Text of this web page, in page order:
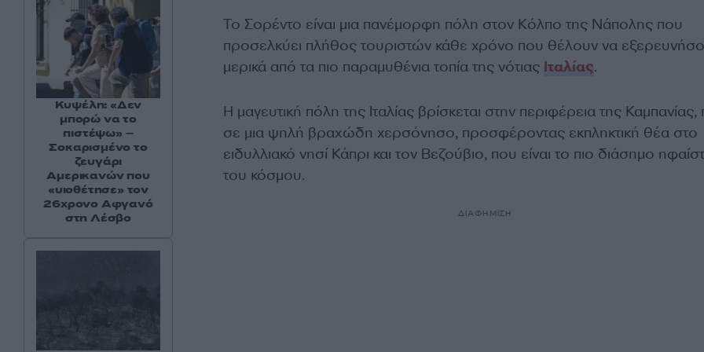
Το Σορέντο είναι μια πανέμορφη πόλη στον Κόλπο της Νάπολης που
προσελκύει πλήθος τουριστών κάθε χρόνο που θέλουν να
μερικά από τα πιο παραμυθένια τοπία της νότιας Ιταλίας.
Η μαγευτική πόλη της Ιταλίας βρίσκεται στην περιφέρεια της
σε μια ψηλή βραχώδη χερσόνησο, προσφέροντας εκπληκτική θέα στο
ειδυλλιακό νησί Κάπρι και τον Βεζούβιο, που είναι το πιο διάσημο
του κόσμου.
ΔΙΑΦΗΜΙΣΗ
Κυψέλη: «Δεν
μπορώ να το
πιστέψω» –
Σοκαρισμένο το
ζευγάρι
Αμερικανών που
«υιοθέτησε» τον
26χρονο Αφγανό
στη Λέσβο